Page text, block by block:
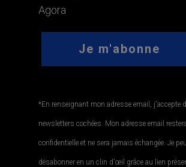
Agora
*En renseignant mon adresse email, j'accepte
newsletters cochées. Mon adresse email
confidentielle et ne sera jamais échangée. Je
désabonner en un clin d'œil grâce au lien